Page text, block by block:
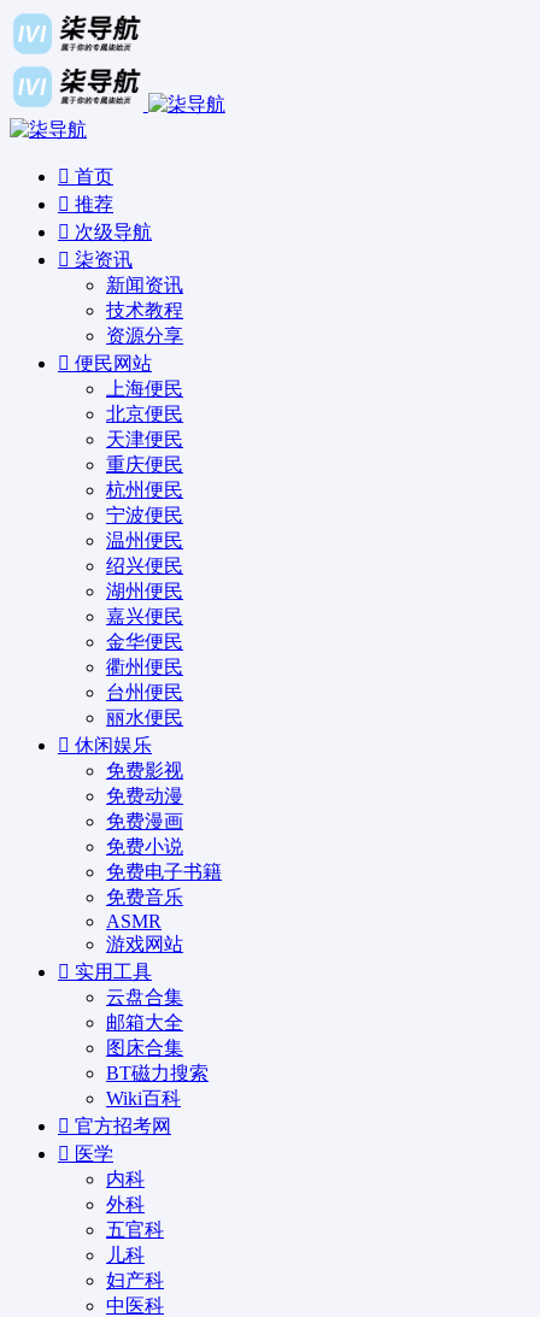
首页
推荐
次级导航
柒资讯
新闻资讯
技术教程
资源分享
便民网站
上海便民
北京便民
天津便民
重庆便民
杭州便民
宁波便民
温州便民
绍兴便民
湖州便民
嘉兴便民
金华便民
衢州便民
台州便民
丽水便民
休闲娱乐
免费影视
免费动漫
免费漫画
免费小说
免费电子书籍
免费音乐
ASMR
游戏网站
实用工具
云盘合集
邮箱大全
图床合集
BT磁力搜索
Wiki百科
官方招考网
医学
内科
外科
五官科
儿科
妇产科
中医科